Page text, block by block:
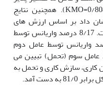
=1409/076, p<0/001). همچنین نتایج
داد بر اساس ارزش های
ویژه، سه عامل قابل استخراج است. 8/17 درصد واریانس توسط
(سازگاری)، 97/14 درصد واریانس توسط عامل دوم
درصد توسط عامل سوم (تحمل) تبیین می
کاری، سازش کاری و تحمل به